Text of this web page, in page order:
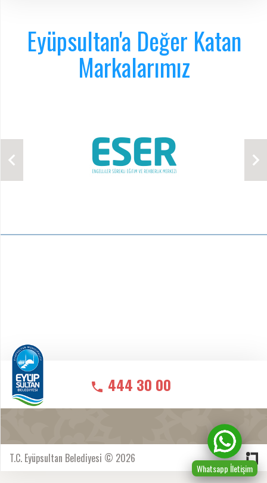
Eyüpsultan'a Değer Katan
Markalarımız
444 30 00
T.C. Eyüpsultan Belediyesi © 2026
Whatsapp İletişim